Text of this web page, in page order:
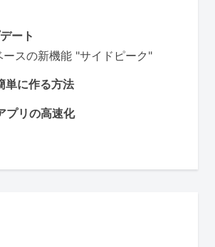
ート
ースの新機能 "サイドピーク"
単に作る方法
プリの高速化